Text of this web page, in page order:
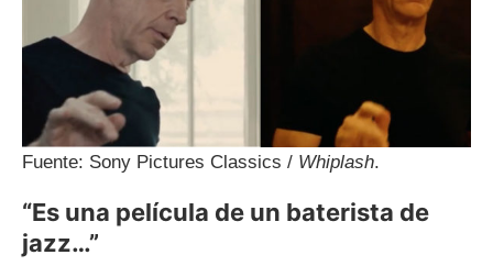
Fuente: Sony Pictures Classics / Whiplash.
“Es una película de un baterista de
jazz…”